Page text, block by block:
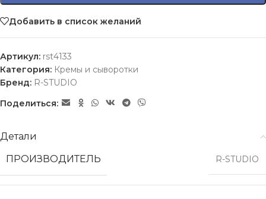
Добавить в список желаний
Артикул: rst4133
Категория: Кремы и сыворотки
Бренд: R-STUDIO
Поделиться:
Детали
ПРОИЗВОДИТЕЛЬ
R-STUDIO